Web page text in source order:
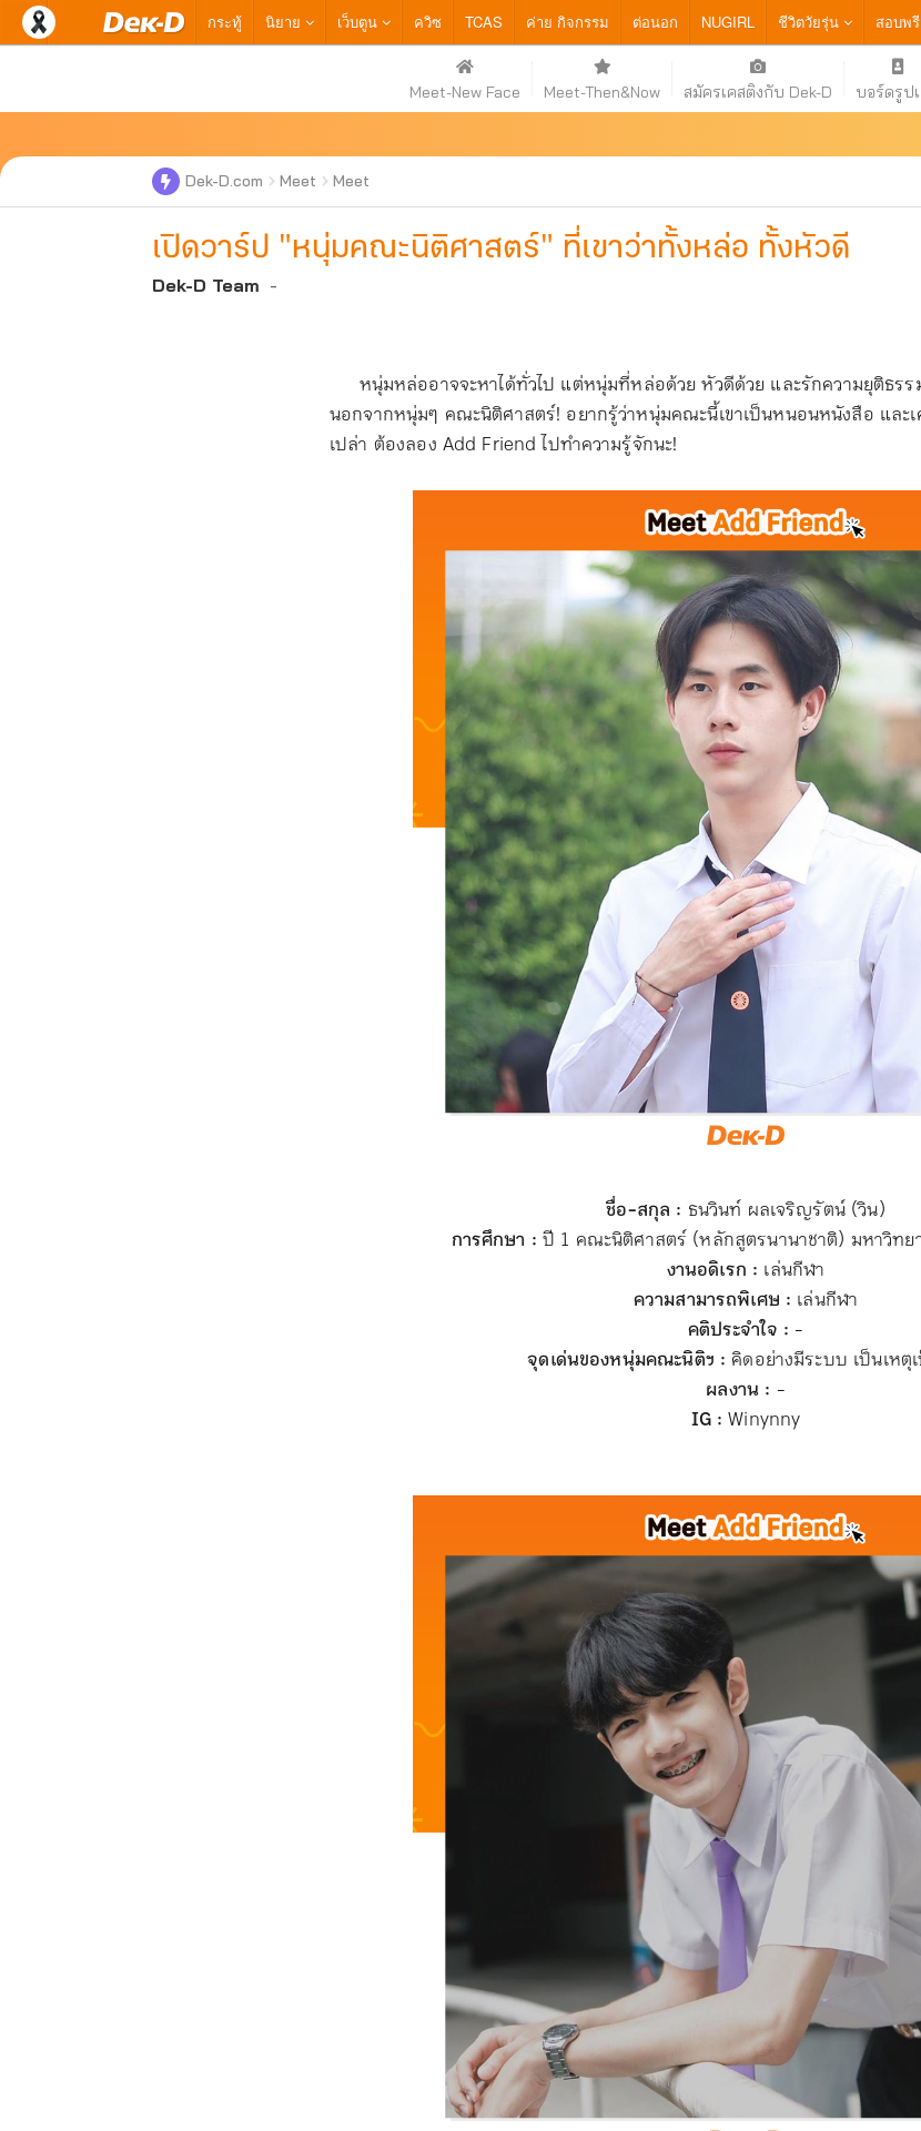
กระทู้ นิยาย เว็บตูน ควิซ TCAS ค่าย กิจกรรม ต่อนอก NUGIRL ชีวิตวัยรุ่น สอบพ
Meet-New Face Meet-Then&Now สมัครเคสติงกับ Dek-D บอร์ดรูป
Dek-D.com Meet Meet
เปิดวาร์ป "หนุ่มคณะนิติศาสตร์" ที่เขาว่าทั้งหล่อ ทั้งหัวดี
Dek-D Team -
หนุ่มหล่ออาจจะหาได้ทั่วไป แต่หนุ่มที่หล่อด้วย หัวดีด้วย และรักความยุติธรร
นอกจากหนุ่มๆ คณะนิติศาสตร์! อยากรู้ว่าหนุ่มคณะนี้เขาเป็นหนอนหนังสือ และ
เปล่า ต้องลอง Add Friend ไปทำความรู้จักนะ!
ชื่อ-สกุล : ธนวินท์ ผลเจริญรัตน์ (วิน)
การศึกษา : ปี 1 คณะนิติศาสตร์ (หลักสูตรนานาชาติ) มหาวิทย
งานอดิเรก : เล่นกีฬา
ความสามารถพิเศษ : เล่นกีฬา
คติประจำใจ : -
จุดเด่นของหนุ่มคณะนิติฯ : คิดอย่างมีระบบ เป็นเหตุ
ผลงาน : -
IG :Winynny